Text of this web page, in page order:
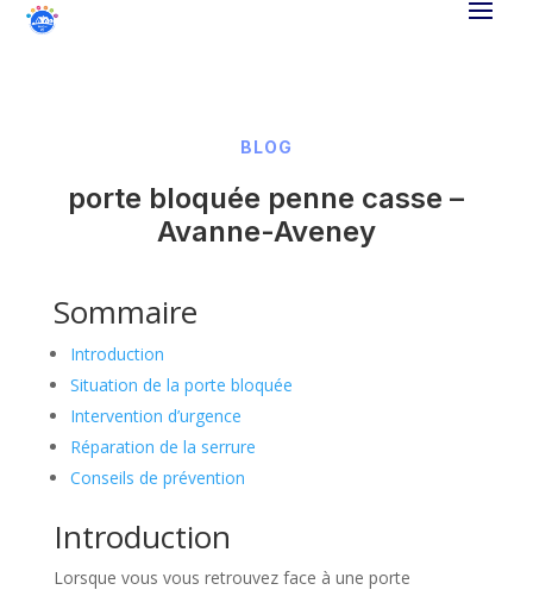
BLOG
porte bloquée penne casse –
Avanne-Aveney
Sommaire
Introduction
Situation de la porte bloquée
Intervention d’urgence
Réparation de la serrure
Conseils de prévention
Introduction
Lorsque vous vous retrouvez face à une porte